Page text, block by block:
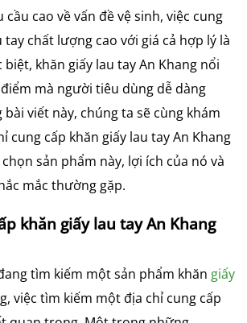
cầu cao về vấn đề vệ sinh, việc cung
tay chất lượng cao với giá cả hợp lý là
khăn giấy lau tay An Khang nổi
mà người tiêu dùng dễ dàng
viết này, chúng ta sẽ cùng khám
cung cấp khăn giấy lau tay An Khang
sản phẩm này, lợi ích của nó và
mắc thường gặp.
khăn giấy lau tay An Khang
tìm kiếm một sản phẩm khăn giấy
việc tìm kiếm một địa chỉ cung cấp